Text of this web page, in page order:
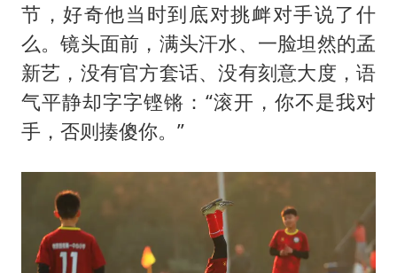
节，好奇他当时到底对挑衅对手说了什
么。镜头面前，满头汗水、一脸坦然的孟
新艺，没有官方套话、没有刻意大度，语
气平静却字字铿锵：“滚开，你不是我对
手，否则揍傻你。”